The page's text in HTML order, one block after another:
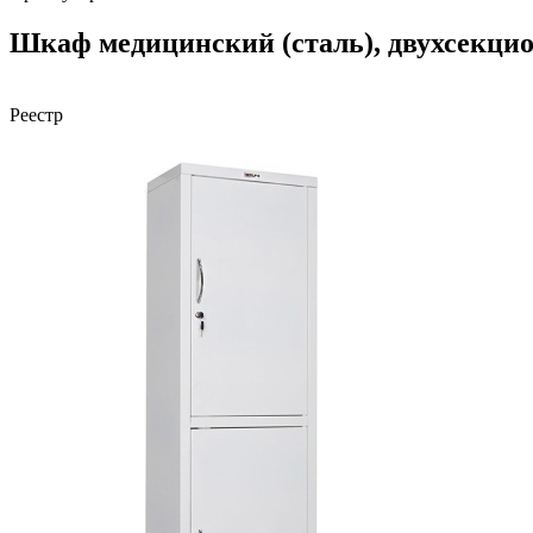
Шкаф медицинский (сталь),
Реестр